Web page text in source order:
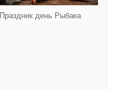
Праздник день Рыбака